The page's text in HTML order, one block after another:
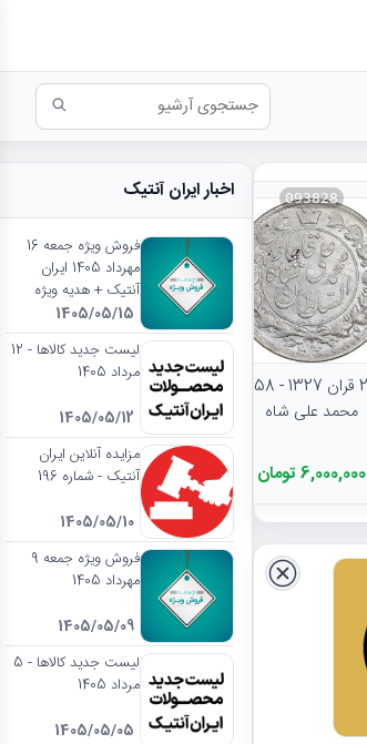
093828
محمد علی شاه
6,000,000 تومان
نتایج بیشتر...
اخبار ایران آنتیک
فروش ویژه جمعه 16
مهرداد 1405 ایران
آنتیک + هدیه ویژه
1405/05/15
لیست جدید کالاها - 12
مرداد 1405
1405/05/12
مزایده آنلاین ایران
آنتیک - شماره 196
1405/05/10
فروش ویژه جمعه 9
مهرداد 1405
1405/05/09
لیست جدید کالاها - 5
مرداد 1405
1405/05/05